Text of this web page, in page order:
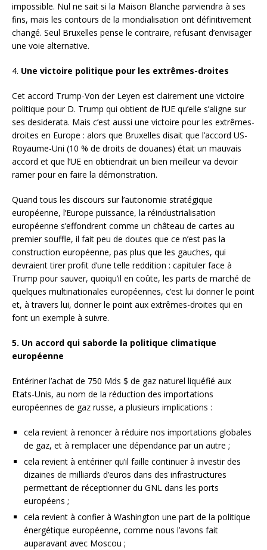
impossible. Nul ne sait si la Maison Blanche parviendra à ses
fins, mais les contours de la mondialisation ont définitivement
changé. Seul Bruxelles pense le contraire, refusant d’envisager
une voie alternative.
4. Une victoire politique pour les extrêmes-droites
Cet accord Trump-Von der Leyen est clairement une victoire
politique pour D. Trump qui obtient de l’UE qu’elle s’aligne sur
ses desiderata. Mais c’est aussi une victoire pour les extrêmes-
droites en Europe : alors que Bruxelles disait que l’accord US-
Royaume-Uni (10 % de droits de douanes) était un mauvais
accord et que l’UE en obtiendrait un bien meilleur va devoir
ramer pour en faire la démonstration.
Quand tous les discours sur l’autonomie stratégique
européenne, l’Europe puissance, la réindustrialisation
européenne s’effondrent comme un château de cartes au
premier souffle, il fait peu de doutes que ce n’est pas la
construction européenne, pas plus que les gauches, qui
devraient tirer profit d’une telle reddition : capituler face à
Trump pour sauver, quoiqu’il en coûte, les parts de marché de
quelques multinationales européennes, c’est lui donner le point
et, à travers lui, donner le point aux extrêmes-droites qui en
font un exemple à suivre.
5. Un accord qui saborde la politique climatique
européenne
Entériner l’achat de 750 Mds $ de gaz naturel liquéfié aux
Etats-Unis, au nom de la réduction des importations
européennes de gaz russe, a plusieurs implications :
cela revient à renoncer à réduire nos importations globales
de gaz, et à remplacer une dépendance par un autre ;
cela revient à entériner qu’il faille continuer à investir des
dizaines de milliards d’euros dans des infrastructures
permettant de réceptionner du GNL dans les ports
européens ;
cela revient à confier à Washington une part de la politique
énergétique européenne, comme nous l’avons fait
auparavant avec Moscou ;